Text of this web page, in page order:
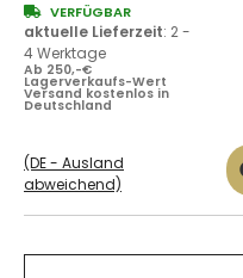
VERFÜGBAR
aktuelle Lieferzeit: 2 -
4 Werktage
Ab 250,-€
Lagerverkaufs-Wert
Versand kostenlos in
Deutschland
(DE - Ausland
abweichend)